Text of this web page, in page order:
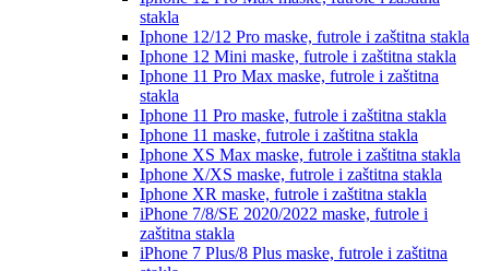
stakla
Iphone 12/12 Pro maske, futrole i zaštitna stakla
Iphone 12 Mini maske, futrole i zaštitna stakla
Iphone 11 Pro Max maske, futrole i zaštitna
stakla
Iphone 11 Pro maske, futrole i zaštitna stakla
Iphone 11 maske, futrole i zaštitna stakla
Iphone XS Max maske, futrole i zaštitna stakla
Iphone X/XS maske, futrole i zaštitna stakla
Iphone XR maske, futrole i zaštitna stakla
iPhone 7/8/SE 2020/2022 maske, futrole i
zaštitna stakla
iPhone 7 Plus/8 Plus maske, futrole i zaštitna